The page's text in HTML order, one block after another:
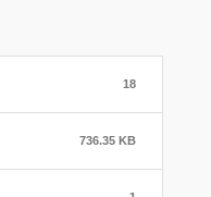
18
736.35 KB